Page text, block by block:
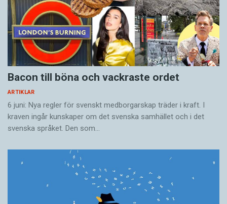
Bacon till böna och vackraste ordet
ARTIKLAR
6 juni: Nya regler för svenskt medborgarskap träder i kraft. I
kraven ingår kunskaper om det svenska samhället och i det
svenska språket. Den som…